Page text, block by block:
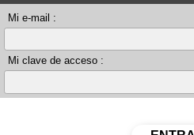
Mi e-mail :
Mi clave de acceso :